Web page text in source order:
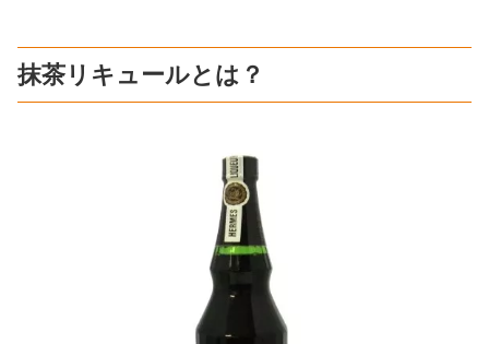
抹茶リキュールとは？